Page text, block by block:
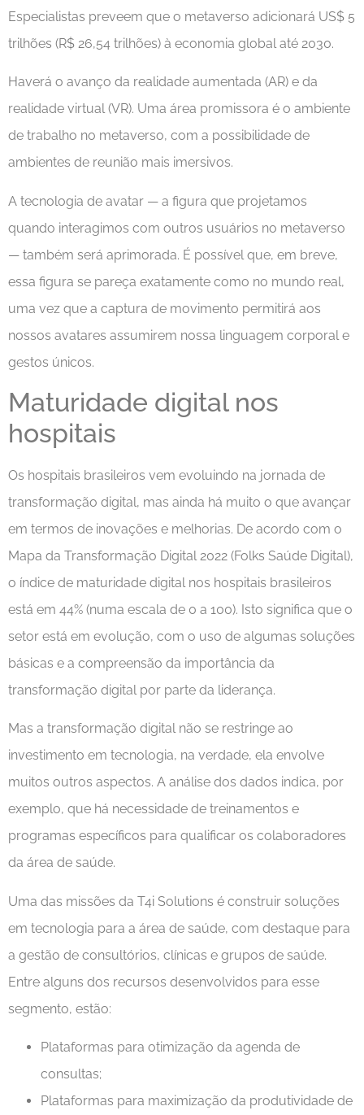
Especialistas preveem que o metaverso adicionará US$ 5
trilhões (R$ 26,54 trilhões) à economia global até 2030.
Haverá o avanço da realidade aumentada (AR) e da
realidade virtual (VR). Uma área promissora é o ambiente
de trabalho no metaverso, com a possibilidade de
ambientes de reunião mais imersivos.
A tecnologia de avatar — a figura que projetamos
quando interagimos com outros usuários no metaverso
— também será aprimorada. É possível que, em breve,
essa figura se pareça exatamente como no mundo real,
uma vez que a captura de movimento permitirá aos
nossos avatares assumirem nossa linguagem corporal e
gestos únicos.
Maturidade digital nos
hospitais
Os hospitais brasileiros vem evoluindo na jornada de
transformação digital, mas ainda há muito o que avançar
em termos de inovações e melhorias. De acordo com o
Mapa da Transformação Digital 2022 (Folks Saúde Digital),
o índice de maturidade digital nos hospitais brasileiros
está em 44% (numa escala de 0 a 100). Isto significa que o
setor está em evolução, com o uso de algumas soluções
básicas e a compreensão da importância da
transformação digital por parte da liderança.
Mas a transformação digital não se restringe ao
investimento em tecnologia, na verdade, ela envolve
muitos outros aspectos. A análise dos dados indica, por
exemplo, que há necessidade de treinamentos e
programas específicos para qualificar os colaboradores
da área de saúde.
Uma das missões da T4i Solutions é construir soluções
em tecnologia para a área de saúde, com destaque para
a gestão de consultórios, clínicas e grupos de saúde.
Entre alguns dos recursos desenvolvidos para esse
segmento, estão:
Plataformas para otimização da agenda de
consultas;
Plataformas para maximização da produtividade de